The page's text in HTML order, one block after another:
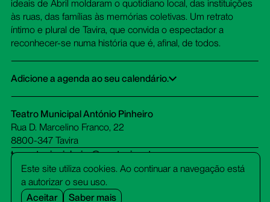
ideais de Abril moldaram o quotidiano local, das instituições
às ruas, das famílias às memórias coletivas. Um retrato
íntimo e plural de Tavira, que convida o espectador a
reconhecer-se numa história que é, afinal, de todos.
Teatro Municipal António Pinheiro
Rua D. Marcelino Franco, 22
8800-347 Tavira
tm-antoniopinheiro@cm-tavira.pt
bilheteira.tm-antoniopinheiro@cm-tavira.pt
281 320 510
(custo de chamada para rede fixa)
Adicione a agenda ao seu calendário.
Este site utiliza cookies. Ao continuar a navegação está
a autorizar o seu uso.
Aceitar
Saber mais